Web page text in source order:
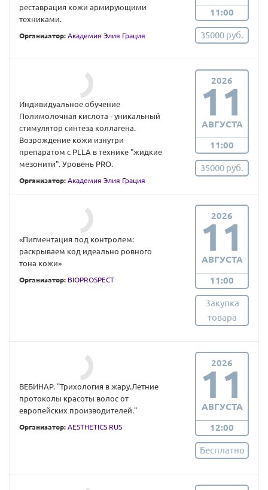
реставрация кожи армирующими
техниками.
Организатор: Академия Элия Грация
11:00
35000 руб.
Индивидуальное обучение
Полимолочная кислота - уникальный
стимулятор синтеза коллагена.
Возрождение кожи изнутри
препаратом с PLLA в технике "жидкие
мезонити". Уровень PRO.
Организатор: Академия Элия Грация
2026
11
АВГУСТА
11:00
35000 руб.
«Пигментация под контролем:
раскрываем код идеально ровного
тона кожи»
Организатор: BIOPROSPECT
2026
11
АВГУСТА
11:00
Закупка
товара
ВЕБИНАР. "Трихология в жару.Летние
протоколы красоты волос от
европейских производителей."
Организатор: AESTHETICS RUS
2026
11
АВГУСТА
12:00
Бесплатно